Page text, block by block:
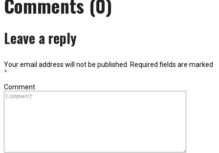
Leave a reply
Your email address will not be published. Required fields are marked
*
Comment